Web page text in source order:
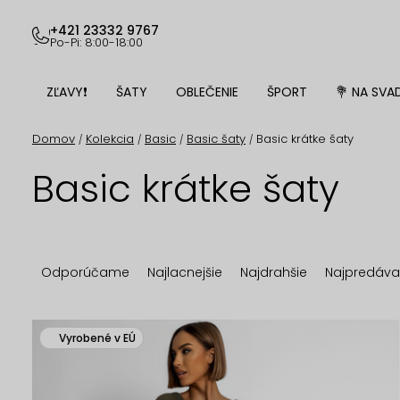
obsah
+421 23332 9767
Po-Pi: 8:00-18:00
ZĽAVY❗ ŠATY OBLEČENIE ŠPORT 💐 NA
Domov / Kolekcia / Basic / Basic šaty / Basic krátke šaty
Basic krátke šaty
R
d
Odporúčame Najlacnejšie Najdrahšie
V Vyrobené v EÚ